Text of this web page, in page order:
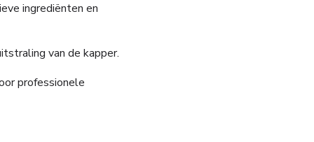
ingrediënten en
van de kapper.
professionele